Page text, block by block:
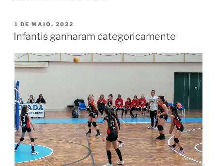
1 DE MAIO, 2022
Infantis ganharam categoricamente